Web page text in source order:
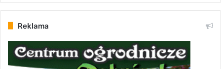
Reklama